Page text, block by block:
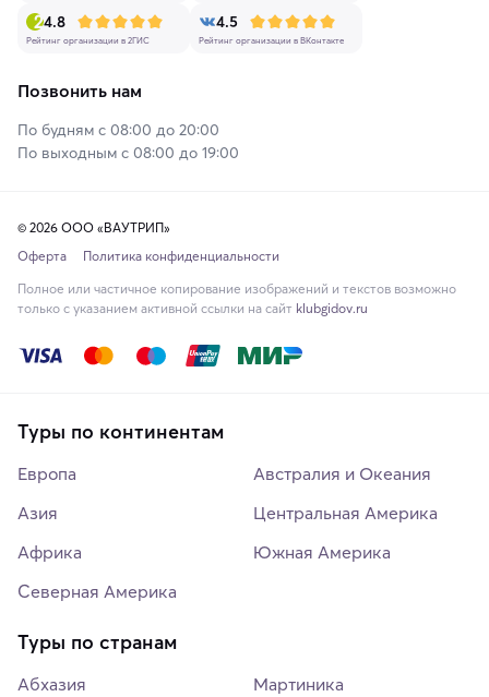
4.8
Рейтинг организации в 2ГИС
4.5
Рейтинг организации в ВКонтакте
Позвонить нам
По будням с 08:00 до 20:00
По выходным с 08:00 до 19:00
© 2026 ООО «ВАУТРИП»
Оферта
Политика конфиденциальности
Полное или частичное копирование изображений и текстов возможно
только с указанием активной ссылки на сайт klubgidov.ru
Туры по континентам
Европа
Азия
Африка
Северная Америка
Австралия и Океания
Центральная Америка
Южная Америка
Туры по странам
Абхазия
Мартиника